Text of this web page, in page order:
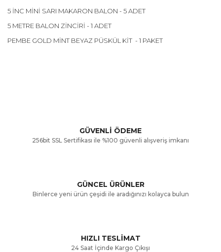
5 İNC MİNİ SARI MAKARON BALON - 5 ADET
5 METRE BALON ZİNCİRİ - 1 ADET
PEMBE GOLD MİNT BEYAZ PÜSKÜL KİT - 1 PAKET
Ürün resmi kalitesiz, bozuk veya görüntülenemiyor.
Ürün bilgilerinde hatalar bulunuyor.
GÜVENLİ ÖDEME
256bit SSL Sertifikası ile %100 güvenli alışveriş imkanı
GÜNCEL ÜRÜNLER
Binlerce yeni ürün çeşidi ile aradığınızı kolayca bulun
HIZLI TESLİMAT
24 Saat İçinde Kargo Çıkışı